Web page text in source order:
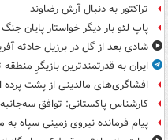
تراکتور به دنبال آرش رضاوند
پاپ لئو بار دیگر خواستار پایان
شادی بعد از گل در برزیل حادثه
ایران به قدرتمندترین بازیگرِ
افشاگری‌های مالدینی از پشت پرده
کارشناس پاکستانی: توافق
پیام فرمانده نیروی زمینی سپاه به